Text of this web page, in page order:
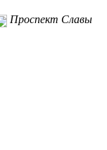
Проспект Славы